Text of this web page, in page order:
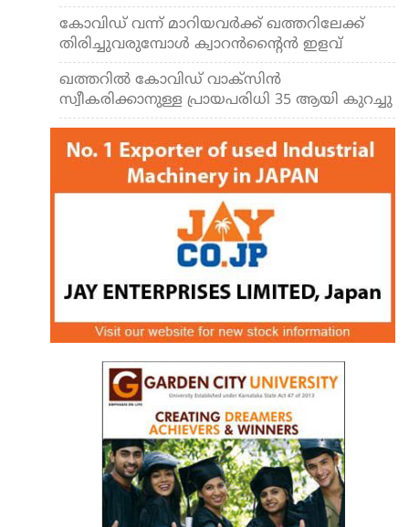
കോവിഡ് വന്ന് മാറിയവര്‍ക്ക് ഖത്തറിലേക്ക്
തിരിച്ചുവരുമ്പോള്‍ ക്വാറന്‍ന്റൈന്‍ ഇളവ്
ഖത്തറില്‍ കോവിഡ് വാക്‌സിന്‍
സ്വീകരിക്കാനുള്ള പ്രായപരിധി 35 ആയി കുറച്ചു